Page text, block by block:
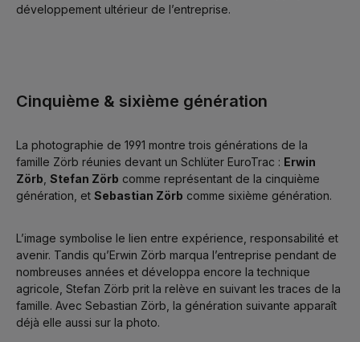
développement ultérieur de l’entreprise.
Cinquième & sixième génération
La photographie de 1991 montre trois générations de la
famille Zörb réunies devant un Schlüter EuroTrac : Erwin
Zörb Stefan Zörb comme représentant de la cinquième
génération, et Sebastian Zörb comme sixième génération.
L’image symbolise le lien entre expérience, responsabilité et
avenir. Tandis qu’Erwin Zörb marqua l’entreprise pendant de
nombreuses années et développa encore la technique
agricole, Stefan Zörb prit la relève en suivant les traces de la
famille. Avec Sebastian Zörb, la génération suivante apparaît
déjà elle aussi sur la photo.